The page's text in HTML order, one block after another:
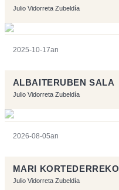
Julio Vidorreta Zubeldía
2025-10-17an
ALBAITERUBEN SALA
Julio Vidorreta Zubeldía
2026-08-05an
MARI KORTEDERREKO
Julio Vidorreta Zubeldía